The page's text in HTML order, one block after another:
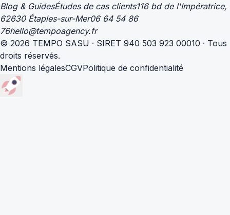
Blog & GuidesÉtudes de cas clients116 bd de l'Impératrice,
62630 Étaples-sur-Mer06 64 54 86
76hello@tempoagency.fr
© 2026 TEMPO SASU · SIRET 940 503 923 00010 · Tous
droits réservés.
Mentions légalesCGVPolitique de confidentialité